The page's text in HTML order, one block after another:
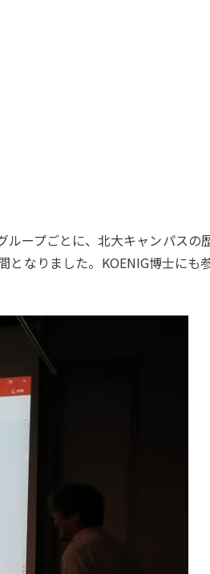
ープごとに、北大キャンパスの
なりました。KOENIG博士にも